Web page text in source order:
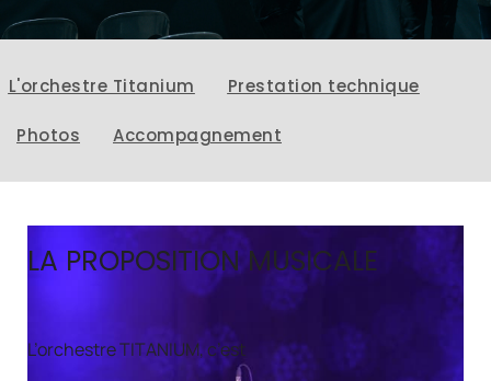
L'orchestre Titanium Prestation technique
Photos Accompagnement
LA PROPOSITION MUSICALE
L’orchestre TITANIUM, c’est